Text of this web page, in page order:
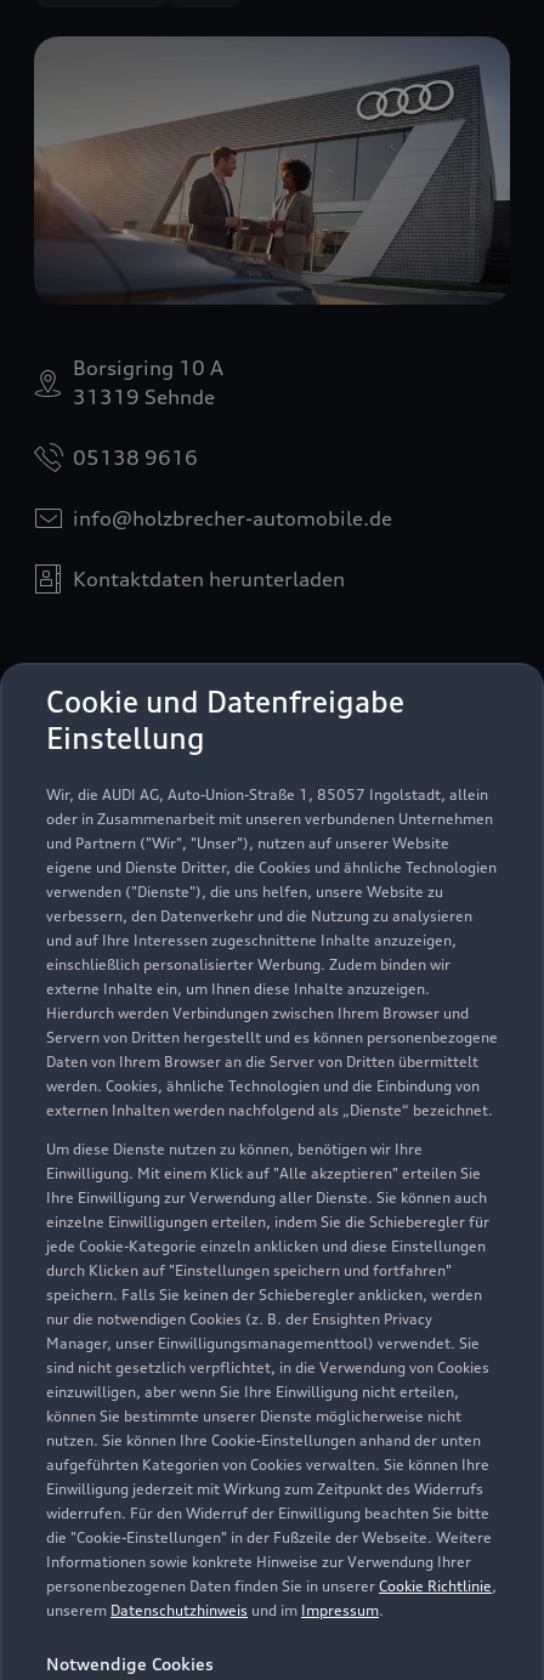
Cookie und Datenfreigabe
Einstellung
Wir, die AUDI AG, Auto-Union-Straße 1, 85057 Ingolstadt, allein
oder in Zusammenarbeit mit unseren verbundenen Unternehmen
und Partnern ("Wir", "Unser"), nutzen auf unserer Website
eigene und Dienste Dritter, die Cookies und ähnliche Technologien
verwenden ("Dienste"), die uns helfen, unsere Website zu
verbessern, den Datenverkehr und die Nutzung zu analysieren
und auf Ihre Interessen zugeschnittene Inhalte anzuzeigen,
einschließlich personalisierter Werbung. Zudem binden wir
externe Inhalte ein, um Ihnen diese Inhalte anzuzeigen.
Hierdurch werden Verbindungen zwischen Ihrem Browser und
Servern von Dritten hergestellt und es können personenbezogene
Daten von Ihrem Browser an die Server von Dritten übermittelt
werden. Cookies, ähnliche Technologien und die Einbindung von
externen Inhalten werden nachfolgend als „Dienste“ bezeichnet.
Um diese Dienste nutzen zu können, benötigen wir Ihre
Einwilligung. Mit einem Klick auf "Alle akzeptieren" erteilen Sie
Ihre Einwilligung zur Verwendung aller Dienste. Sie können auch
einzelne Einwilligungen erteilen, indem Sie die Schieberegler für
jede Cookie-Kategorie einzeln anklicken und diese Einstellungen
durch Klicken auf "Einstellungen speichern und fortfahren"
speichern. Falls Sie keinen der Schieberegler anklicken, werden
nur die notwendigen Cookies (z. B. der Ensighten Privacy
Manager, unser Einwilligungsmanagementtool) verwendet. Sie
sind nicht gesetzlich verpflichtet, in die Verwendung von Cookies
einzuwilligen, aber wenn Sie Ihre Einwilligung nicht erteilen,
können Sie bestimmte unserer Dienste möglicherweise nicht
nutzen. Sie können Ihre Cookie-Einstellungen anhand der unten
aufgeführten Kategorien von Cookies verwalten. Sie können Ihre
Einwilligung jederzeit mit Wirkung zum Zeitpunkt des Widerrufs
widerrufen. Für den Widerruf der Einwilligung beachten Sie bitte
die "Cookie-Einstellungen" in der Fußzeile der Webseite. Weitere
Informationen sowie konkrete Hinweise zur Verwendung Ihrer
personenbezogenen Daten finden Sie in unserer Cookie Richtlinie,
unserem Datenschutzhinweis und im Impressum.
Notwendige Cookies
Borsigring 10 A
31319 Sehnde
05138 9616
info@holzbrecher-automobile.de
Kontaktdaten herunterladen
Öffnungszeiten
Geöffnet bis 17:00
Teile- und Zubehörverkauf
Geöffnet bis16:00
Zur Reparatur